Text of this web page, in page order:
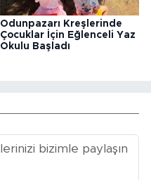
Odunpazarı Kreşlerinde
Çocuklar İçin Eğlenceli Yaz
Okulu Başladı